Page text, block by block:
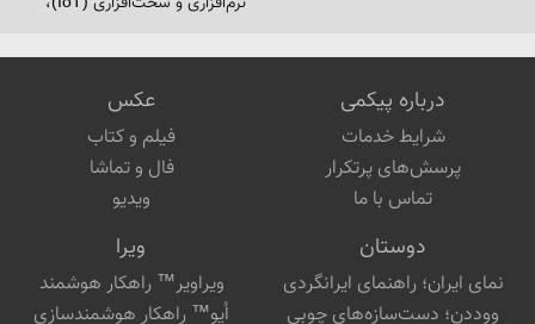
درباره پیکمی
شرایط خدمات
پرسش‌های پرتکرار
تماس با ما
عکس
فیلم و کتاب
فال و تماشا
ویدیو
دوستان
نمای ایران؛ راهنمای ایرانگردی
ووددن؛ دست‌سازه‌های چوبی
ویرا
ویراویر™ راهکار هوشمند
اُیو™ راهکار هوشمندسازی